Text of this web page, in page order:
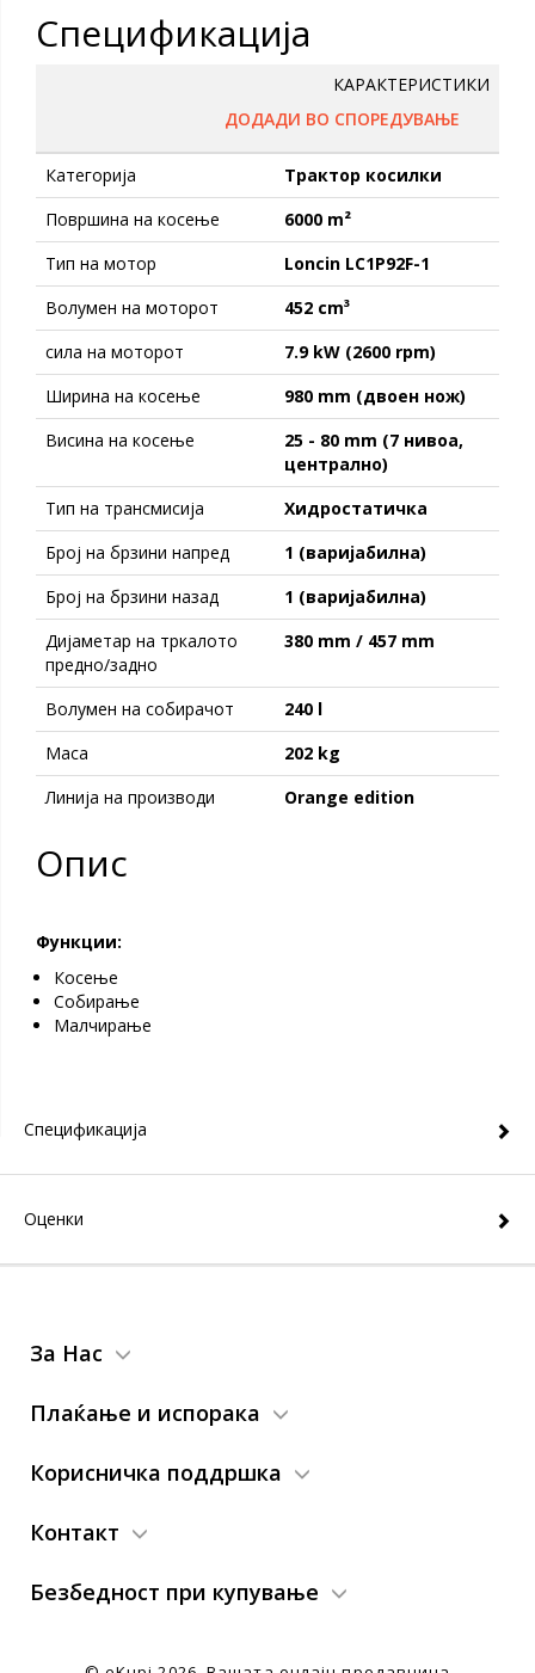
Спецификација
КАРАКТЕРИСТИКИ
ДОДАДИ ВО СПОРЕДУВАЊЕ
Категорија
Tрактор косилки
Површина на косење
6000 m²
Тип на мотор
Loncin LC1P92F-1
Волумен на моторот
452 cm³
сила на моторот
7.9 kW (2600 rpm)
Ширина на косење
980 mm (двоен нож)
Висина на косење
25 - 80 mm (7 нивоа,
централно)
Тип на трансмисија
Хидростатичка
Број на брзини напред
1 (варијабилна)
Број на брзини назад
1 (варијабилна)
Дијаметар на тркалото
предно/задно
380 mm / 457 mm
Волумен на собирачот
240 l
Maсa
202 kg
Линија на производи
Orange edition
Опис
Функции:
Косење
Собирање
Maлчирање
Спецификација
Оценки
За Нас
Плаќање и испорака
Корисничка поддршка
Контакт
Безбедност при купување